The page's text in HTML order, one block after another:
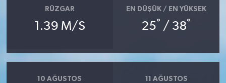
RÜZGAR
1.39 M/S
EN DÜŞÜK / EN YÜKSEK
25° / 38°
10 AĞUSTOS 11 AĞUSTOS